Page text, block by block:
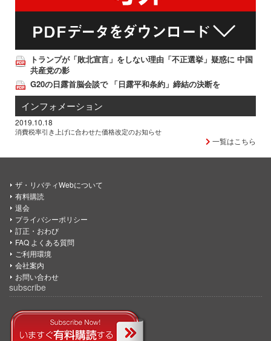
トランプが「敗北宣言」をしない理由「不正選挙」疑惑に 中国
共産党の影
G20の日露首脳会談で 「日露平和条約」締結の決断を
インフォメーション
2019.10.18
消費税率引き上げに合わせた価格改定のお知らせ
一覧はこちら
ザ・リバティWebについて
有料購読
退会
プライバシーポリシー
訂正・おわび
FAQ よくある質問
ご利用環境
会社案内
お問い合わせ
subscribe